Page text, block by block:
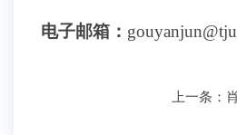
电子邮箱：
上一条：